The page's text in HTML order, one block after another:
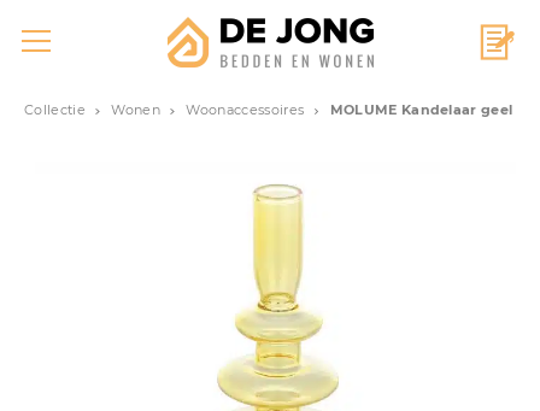
Collectie Wonen Woonaccessoires MOLUME Kandelaar geel